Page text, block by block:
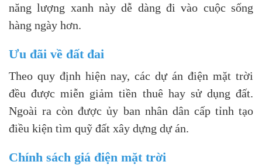
năng lượng xanh này dễ dàng đi vào cuộc sống
hàng ngày hơn.
Ưu đãi về đất đai
Theo quy định hiện nay, các dự án điện mặt trời
đều được miễn giảm tiền thuê hay sử dụng đất.
Ngoài ra còn được ủy ban nhân dân cấp tỉnh tạo
điều kiện tìm quỹ đất xây dựng dự án.
Chính sách giá điện mặt trời